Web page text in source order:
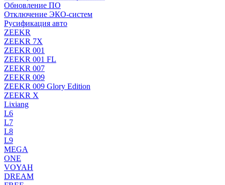
Обновление ПО
Отключение ЭКО-систем
Русификация авто
ZEEKR
ZEEKR 7X
ZEEKR 001
ZEEKR 001 FL
ZEEKR 007
ZEEKR 009
ZEEKR 009 Glory Edition
ZEEKR X
Lixiang
L6
L7
L8
L9
MEGA
ONE
VOYAH
DREAM